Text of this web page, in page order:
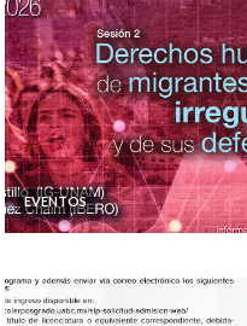
EVENTOS